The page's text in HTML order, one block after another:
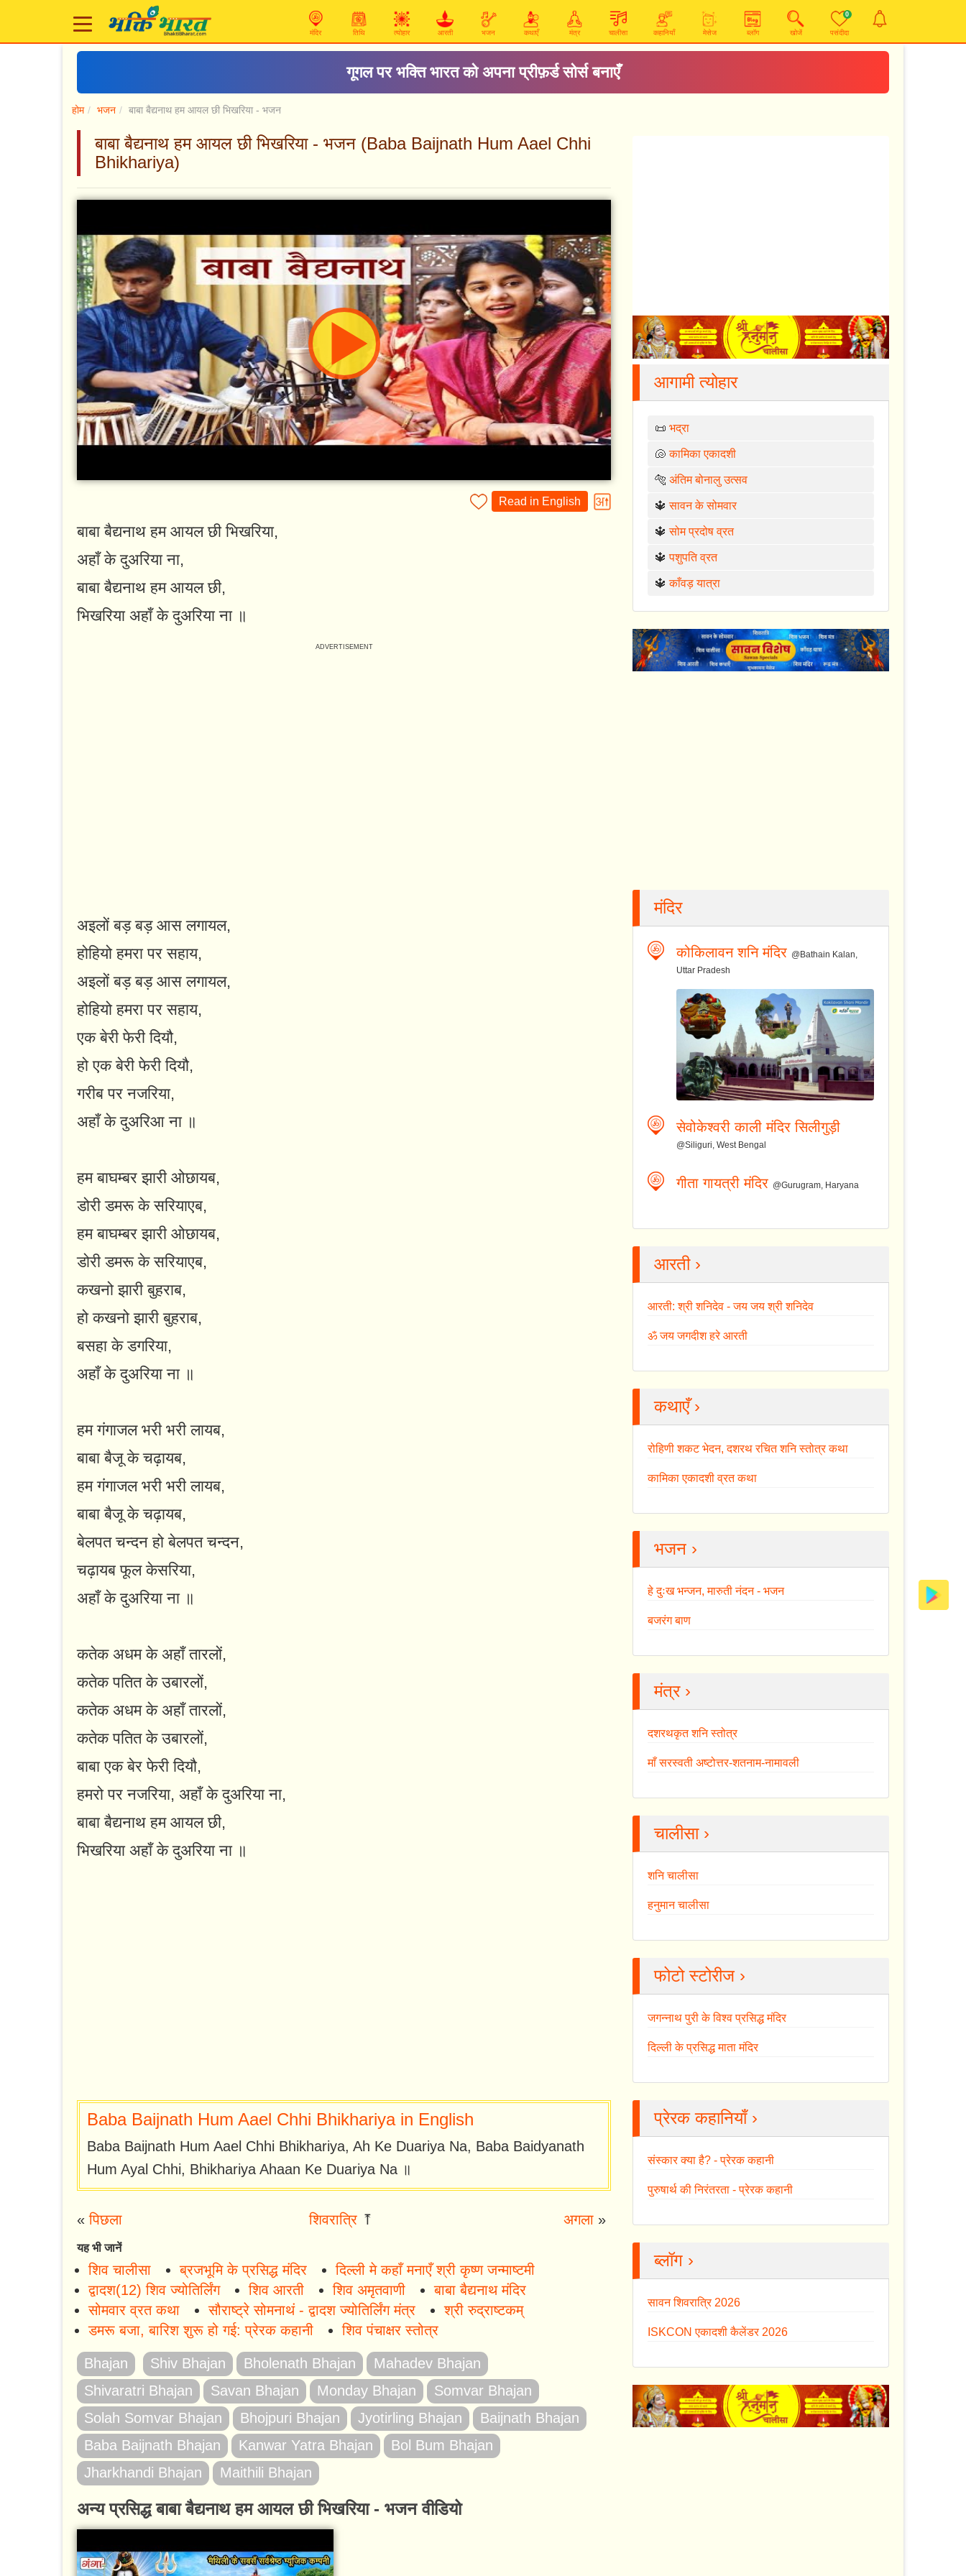
मंदिर तिथि त्योहार आरती भजन कथाएँ मंत्र चालीसा कहानियाँ मेसेज ब्लॉग खोजें
0
पसंदीदा
गूगल पर भक्ति भारत को अपना प्रीफ़र्ड सोर्स बनाएँ
होम भजन बाबा बैद्यनाथ हम आयल छी भिखरिया - भजन
बाबा बैद्यनाथ हम आयल छी भिखरिया - भजन (Baba Baijnath Hum Aael Chhi
Bhikhariya)
Read in English
बाबा बैद्यनाथ हम आयल छी भिखरिया,
अहाँ के दुअरिया ना,
बाबा बैद्यनाथ हम आयल छी,
भिखरिया अहाँ के दुअरिया ना ॥
अइलों बड़ बड़ आस लगायल,
होहियो हमरा पर सहाय,
अइलों बड़ बड़ आस लगायल,
होहियो हमरा पर सहाय,
एक बेरी फेरी दियौ,
हो एक बेरी फेरी दियौ,
गरीब पर नजरिया,
अहाँ के दुअरिआ ना ॥
हम बाघम्बर झारी ओछायब,
डोरी डमरू के सरियाएब,
हम बाघम्बर झारी ओछायब,
डोरी डमरू के सरियाएब,
कखनो झारी बुहराब,
हो कखनो झारी बुहराब,
बसहा के डगरिया,
अहाँ के दुअरिया ना ॥
हम गंगाजल भरी भरी लायब,
बाबा बैजू के चढ़ायब,
हम गंगाजल भरी भरी लायब,
बाबा बैजू के चढ़ायब,
बेलपत चन्दन हो बेलपत चन्दन,
चढ़ायब फूल केसरिया,
अहाँ के दुअरिया ना ॥
कतेक अधम के अहाँ तारलों,
कतेक पतित के उबारलों,
कतेक अधम के अहाँ तारलों,
कतेक पतित के उबारलों,
बाबा एक बेर फेरी दियौ,
हमरो पर नजरिया, अहाँ के दुअरिया ना,
बाबा बैद्यनाथ हम आयल छी,
भिखरिया अहाँ के दुअरिया ना ॥
Baba Baijnath Hum Aael Chhi Bhikhariya in English
Baba Baijnath Hum Aael Chhi Bhikhariya, Ah Ke Duariya Na, Baba Baidyanath
Hum Ayal Chhi, Bhikhariya Ahaan Ke Duariya Na ॥
«पिछला शिवरात्रि⤒ अगला»
यह भी जानें
शिव चालीसा ब्रजभूमि के प्रसिद्ध मंदिर
दिल्ली मे कहाँ मनाएँ श्री कृष्ण जन्माष्टमी
द्वादश(12) शिव ज्योतिर्लिंग
शिव आरती शिव अमृतवाणी
बाबा बैद्यनाथ मंदिर
सोमवार व्रत कथा
सौराष्ट्रे सोमनाथं - द्वादश ज्योतिर्लिंग मंत्र
श्री रुद्राष्टकम्
डमरू बजा, बारिश शुरू हो गई: प्रेरक कहानी
शिव पंचाक्षर स्तोत्र
Bhajan Shiv Bhajan Bholenath Bhajan
Mahadev Bhajan
Shivaratri Bhajan
Savan Bhajan Monday Bhajan
Somvar Bhajan
Solah Somvar Bhajan
Bhojpuri Bhajan Jyotirling Bhajan
Baijnath Bhajan
Baba Baijnath Bhajan
Kanwar Yatra Bhajan
Bol Bum Bhajan
Jharkhandi Bhajan
Maithili Bhajan
अन्य प्रसिद्ध बाबा बैद्यनाथ हम आयल छी भिखरिया - भजन वीडियो
आगामी त्योहार
📜भद्रा
🐚कामिका एकादशी
🐅अंतिम बोनालु उत्सव
🔱सावन के सोमवार
🔱सोम प्रदोष व्रत
🔱पशुपति व्रत
🔱काँवड़ यात्रा
मंदिर
कोकिलावन शनि मंदिर @Bathain Kalan,
Uttar Pradesh
सेवोकेश्वरी काली मंदिर सिलीगुड़ी
@Siliguri, West Bengal
गीता गायत्री मंदिर @Gurugram, Haryana
आरती ›
आरती: श्री शनिदेव - जय जय श्री शनिदेव
ॐ जय जगदीश हरे आरती
कथाएँ ›
रोहिणी शकट भेदन, दशरथ रचित शनि स्तोत्र कथा
कामिका एकादशी व्रत कथा
भजन ›
हे दुःख भन्जन, मारुती नंदन - भजन
बजरंग बाण
मंत्र ›
दशरथकृत शनि स्तोत्र
माँ सरस्वती अष्टोत्तर-शतनाम-नामावली
चालीसा ›
शनि चालीसा
हनुमान चालीसा
फोटो स्टोरीज ›
जगन्नाथ पुरी के विश्व प्रसिद्ध मंदिर
दिल्ली के प्रसिद्ध माता मंदिर
प्रेरक कहानियाँ ›
संस्कार क्या है? - प्रेरक कहानी
पुरुषार्थ की निरंतरता - प्रेरक कहानी
ब्लॉग ›
सावन शिवरात्रि 2026
ISKCON एकादशी कैलेंडर 2026